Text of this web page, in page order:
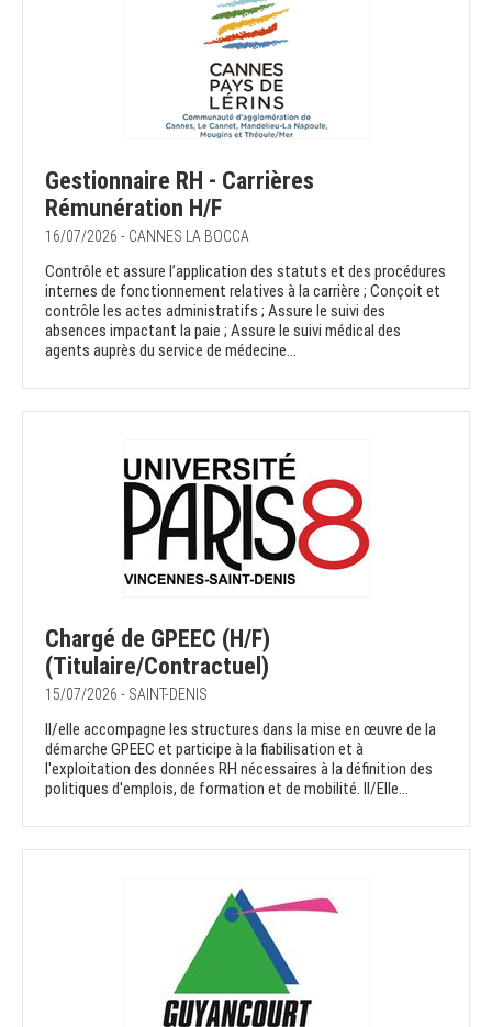
Gestionnaire RH - Carrières
Rémunération H/F
16/07/2026 - CANNES LA BOCCA
Contrôle et assure l’application des statuts et des procédures
internes de fonctionnement relatives à la carrière ; Conçoit et
contrôle les actes administratifs ; Assure le suivi des
absences impactant la paie ; Assure le suivi médical des
agents auprès du service de médecine...
Chargé de GPEEC (H/F)
(Titulaire/Contractuel)
15/07/2026 - SAINT-DENIS
Il/elle accompagne les structures dans la mise en œuvre de la
démarche GPEEC et participe à la fiabilisation et à
l'exploitation des données RH nécessaires à la définition des
politiques d'emplois, de formation et de mobilité. Il/Elle...